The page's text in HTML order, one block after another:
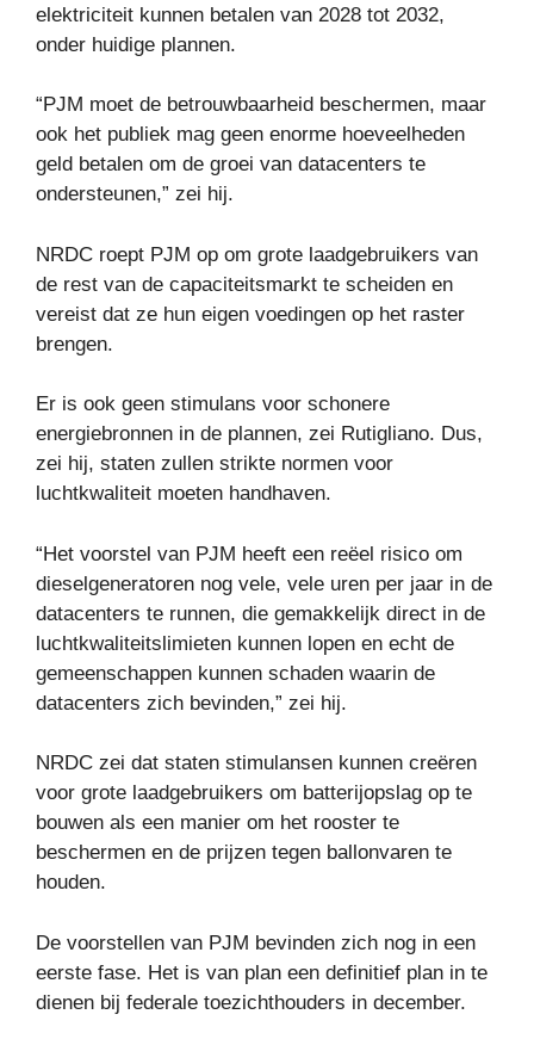
elektriciteit kunnen betalen van 2028 tot 2032,
onder huidige plannen.
“PJM moet de betrouwbaarheid beschermen, maar
ook het publiek mag geen enorme hoeveelheden
geld betalen om de groei van datacenters te
ondersteunen,” zei hij.
NRDC roept PJM op om grote laadgebruikers van
de rest van de capaciteitsmarkt te scheiden en
vereist dat ze hun eigen voedingen op het raster
brengen.
Er is ook geen stimulans voor schonere
energiebronnen in de plannen, zei Rutigliano. Dus,
zei hij, staten zullen strikte normen voor
luchtkwaliteit moeten handhaven.
“Het voorstel van PJM heeft een reëel risico om
dieselgeneratoren nog vele, vele uren per jaar in de
datacenters te runnen, die gemakkelijk direct in de
luchtkwaliteitslimieten kunnen lopen en echt de
gemeenschappen kunnen schaden waarin de
datacenters zich bevinden,” zei hij.
NRDC zei dat staten stimulansen kunnen creëren
voor grote laadgebruikers om batterijopslag op te
bouwen als een manier om het rooster te
beschermen en de prijzen tegen ballonvaren te
houden.
De voorstellen van PJM bevinden zich nog in een
eerste fase. Het is van plan een definitief plan in te
dienen bij federale toezichthouders in december.